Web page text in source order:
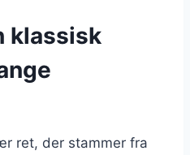
klassisk
ret, der stammer fra